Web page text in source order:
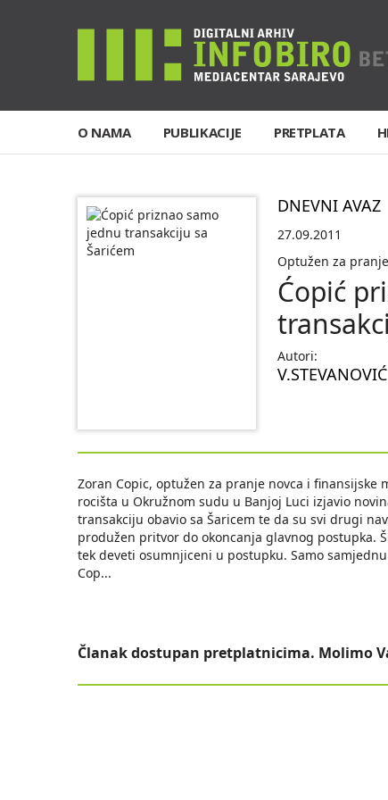
O NAMA PUBLIKACIJE PRETPLATA
DNEVNI AVAZ
27.09.2011
Optužen za
Ćopić
Autori:
V.STEVANOVIĆ
Zoran Copic, optužen za pranje novca i finansijske
rocišta u Okružnom sudu u Banjoj Luci izjavio
transakciju obavio sa Šaricem te da su svi drugi
produžen pritvor do okoncanja glavnog postupka.
tek deveti osumnjiceni u postupku. Samo
Cop...
Članak dostupan pretplatnicima. Molimo